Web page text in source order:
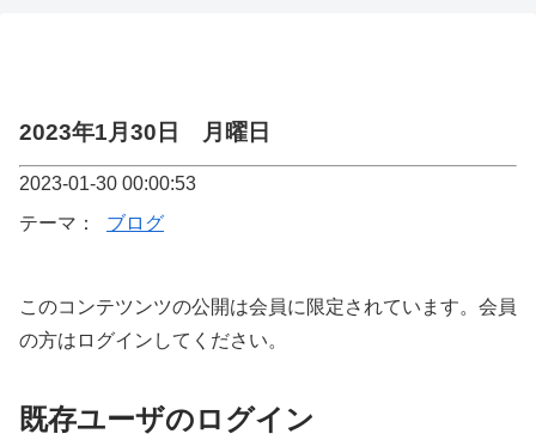
2023年1月30日 月曜日
2023-01-30 00:00:53
テーマ：
ブログ
このコンテツンツの公開は会員に限定されています。会員
の方はログインしてください。
既存ユーザのログイン